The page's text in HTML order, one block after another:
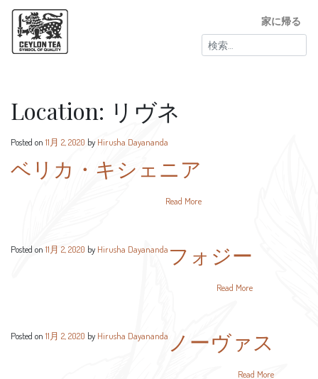
検
索:
家に帰る
Location: リヴネ
Posted on 11月 2, 2020 by Hirusha Dayananda
ベリカ・キシェニア
Read More
Posted on 11月 2, 2020 by Hirusha Dayananda フォジー
Read More
Posted on 11月 2, 2020 by Hirusha Dayananda ノーヴァス
Read More